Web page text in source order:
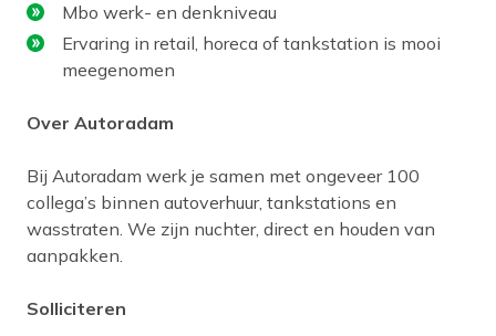
Mbo werk- en denkniveau
Ervaring in retail, horeca of tankstation is mooi
meegenomen
Over Autoradam
Bij Autoradam werk je samen met ongeveer 100
collega’s binnen autoverhuur, tankstations en
wasstraten. We zijn nuchter, direct en houden van
aanpakken.
Solliciteren